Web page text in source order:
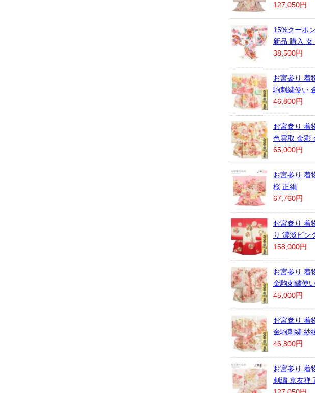
127,050円
15%クーポ
新品 購入
38,500円
お宮参り 着
駒刺繍使い
46,800円
お宮参り 着
色雲取 金彩
65,000円
お宮参り 着
桜 正絹
67,760円
お宮参り 着
り 濃淡ピン
158,000円
お宮参り 着
金駒刺繍使
45,000円
お宮参り 着
金駒刺繍 紗
46,800円
お宮参り 着
刺繍 京友禅